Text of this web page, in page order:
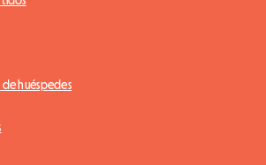
de huéspedes